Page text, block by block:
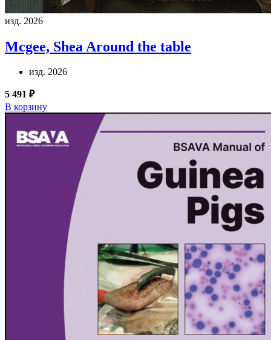
изд. 2026
Mcgee, Shea Around the table
изд. 2026
5 491 ₽
В корзину